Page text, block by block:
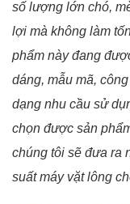
số lượng lớn chó,
lợi mà không làm
phẩm này đang
dáng, mẫu mã,
dạng nhu cầu sử
chọn được sản
chúng tôi sẽ đưa ra
suất máy vặt lông